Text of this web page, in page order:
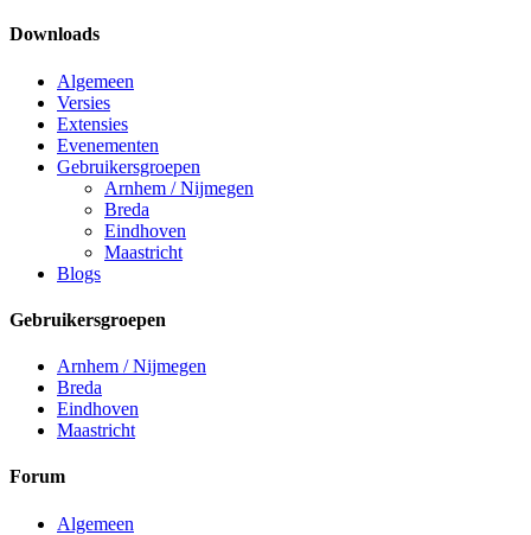
Downloads
Algemeen
Versies
Extensies
Evenementen
Gebruikersgroepen
Arnhem / Nijmegen
Breda
Eindhoven
Maastricht
Blogs
Gebruikersgroepen
Arnhem / Nijmegen
Breda
Eindhoven
Maastricht
Forum
Algemeen